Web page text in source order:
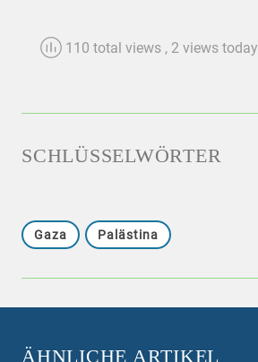
110 total views , 2 views today
SCHLÜSSELWÖRTER
Gaza Palästina
ÄHNLICHE ARTIKEL